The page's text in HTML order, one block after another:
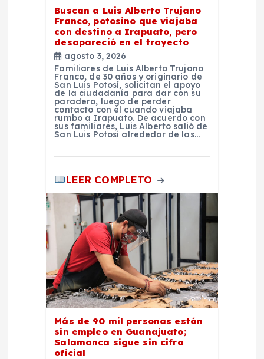
Buscan a Luis Alberto Trujano
Franco, potosino que viajaba
con destino a Irapuato, pero
desapareció en el trayecto
agosto 3, 2026
Familiares de Luis Alberto Trujano
Franco, de 30 años y originario de
San Luis Potosí, solicitan el apoyo
de la ciudadanía para dar con su
paradero, luego de perder
contacto con él cuando viajaba
rumbo a Irapuato. De acuerdo con
sus familiares, Luis Alberto salió de
San Luis Potosí alrededor de las…
LEER COMPLETO
Más de 90 mil personas están
sin empleo en Guanajuato;
Salamanca sigue sin cifra
oficial